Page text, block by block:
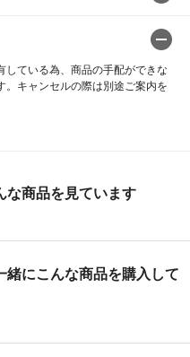
ている為、商品の手配ができな
。キャンセルの際は別途ご案内を
な商品を見ています
緒にこんな商品を購入して